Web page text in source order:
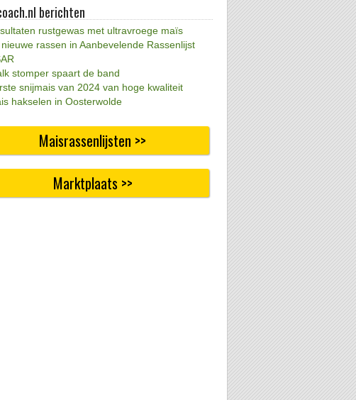
berichten
rustgewas met ultravroege maïs
rassen in Aanbevelende Rassenlijst
stomper spaart de band
snijmais van 2024 van hoge kwaliteit
hakselen in Oosterwolde
Maisrassenlijsten >>
Marktplaats >>